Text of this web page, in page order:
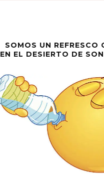
SOMOS UN REFRESCO
EN EL DESIERTO DE